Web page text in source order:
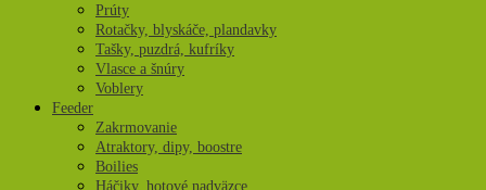
Prúty
Rotačky, blyskáče, plandavky
Tašky, puzdrá, kufríky
Vlasce a šnúry
Voblery
Feeder
Zakrmovanie
Atraktory, dipy, boostre
Boilies
Háčiky, hotové nadväzce